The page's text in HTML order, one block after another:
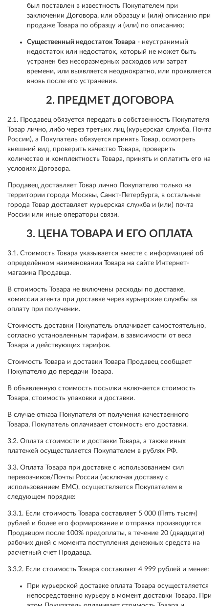
был поставлен в известность Покупателем при
заключении Договора, или образцу и (или) описанию при
продаже Товара по образцу и (или) по описанию;
Существенный недостаток Товара - неустранимый
недостаток или недостаток, который не может быть
устранен без несоразмерных расходов или затрат
времени, или выявляется неоднократно, или проявляется
вновь после его устранения.
2. ПРЕДМЕТ ДОГОВОРА
2.1. Продавец обязуется передать в собственность Покупателя
Товар лично, либо через третьих лиц (курьерская служба, Почта
России), а Покупатель обязуется принять Товар, осмотреть
внешний вид, проверить качество Товара, проверить
количество и комплектность Товара, принять и оплатить его на
условиях Договора.
Продавец доставляет Товар лично Покупателю только на
территории города Москвы, Санкт-Петербурга, в остальные
города Товар доставляет курьерская служба и (или) почта
России или иные операторы связи.
3. ЦЕНА ТОВАРА И ЕГО ОПЛАТА
3.1. Стоимость Товара указывается вместе с информацией об
определённом наименовании Товара на сайте Интернет-
магазина Продавца.
В стоимость Товара не включены расходы по доставке,
комиссии агента при доставке через курьерские службы за
оплату при получении.
Стоимость доставки Покупатель оплачивает самостоятельно,
согласно установленным тарифам, в зависимости от веса
Товара и действующих тарифов.
Стоимость Товара и доставки Товара Продавец сообщает
Покупателю до передачи Товара.
В объявленную стоимость посылки включается стоимость
Товара, стоимость упаковки и доставки.
В случае отказа Покупателя от получения качественного
Товара, Покупатель оплачивает стоимость его доставки.
3.2. Оплата стоимости и доставки Товара, а также иных
платежей осуществляется Покупателем в рублях РФ.
3.3. Оплата Товара при доставке с использованием сил
перевозчиков/Почты России (исключая доставку с
использованием ЕМС), осуществляется Покупателем в
следующем порядке:
3.3.1. Если стоимость Товара составляет 5 000 (Пять тысяч)
рублей и более его формирование и отправка производится
Продавцом после 100% предоплаты, в течение 20 (двадцати)
рабочих дней с момента поступления денежных средств на
расчетный счет Продавца.
3.3.2. Если стоимость Товара составляет 4 999 рублей и менее:
При курьерской доставке оплата Товара осуществляется
непосредственно курьеру в момент доставки Товара. При